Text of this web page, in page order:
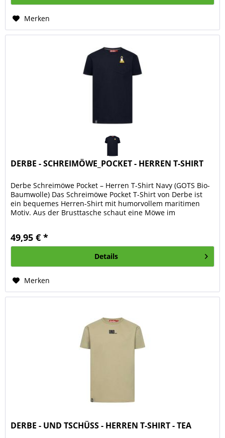
Merken
DERBE - SCHREIMÖWE_POCKET - HERREN T-SHIRT
Derbe Schreimöwe Pocket – Herren T-Shirt Navy (GOTS Bio-
Baumwolle) Das Schreimöwe Pocket T-Shirt von Derbe ist
ein bequemes Herren-Shirt mit humorvollem maritimen
Motiv. Aus der Brusttasche schaut eine Möwe im
49,95 € *
Details
Merken
DERBE - UND TSCHÜSS - HERREN T-SHIRT - TEA